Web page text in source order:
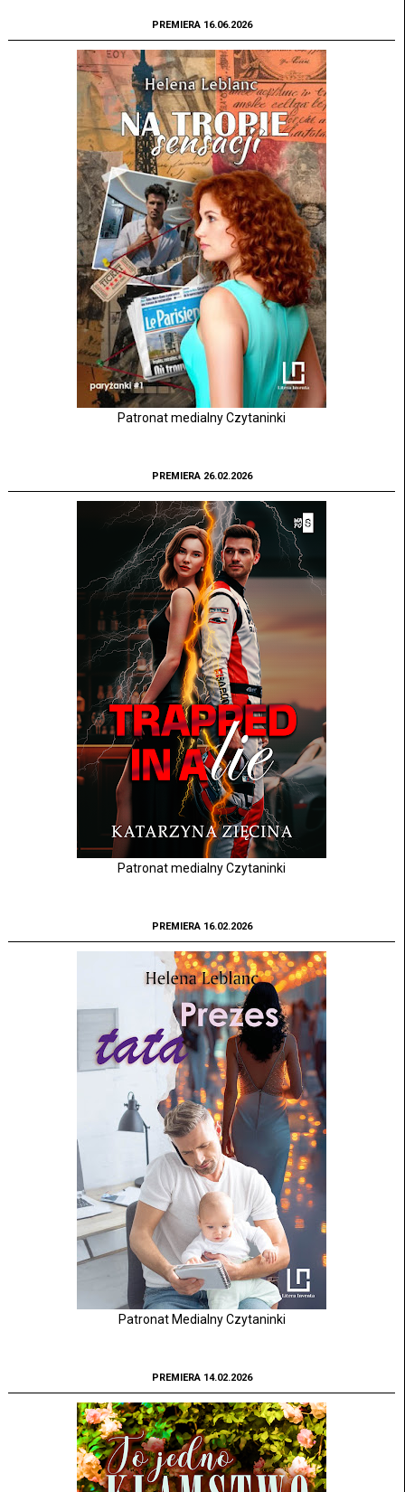
PREMIERA 16.06.2026
Patronat medialny Czytaninki
PREMIERA 26.02.2026
Patronat medialny Czytaninki
PREMIERA 16.02.2026
Patronat Medialny Czytaninki
PREMIERA 14.02.2026